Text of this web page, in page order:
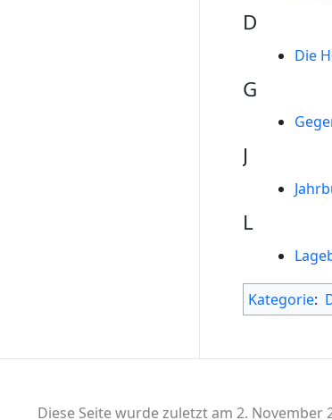
D
Die
G
J
L
Kategorie:
Diese Seite wurde zuletzt am 2. November